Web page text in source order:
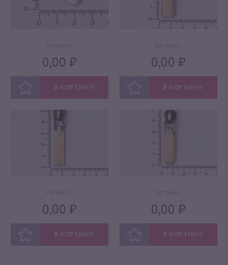
0,00 ₽
В КОРЗИНУ
0,00 ₽
В КОРЗИНУ
0,00 ₽
В КОРЗИНУ
0,00 ₽
В КОРЗИНУ